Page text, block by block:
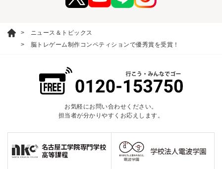
ニュース＆トピックス
脳トレゲーム制作コンペティションで優秀賞を受賞！
お気軽にお問い合わせください。
担当者が分かりやすくお応えします。